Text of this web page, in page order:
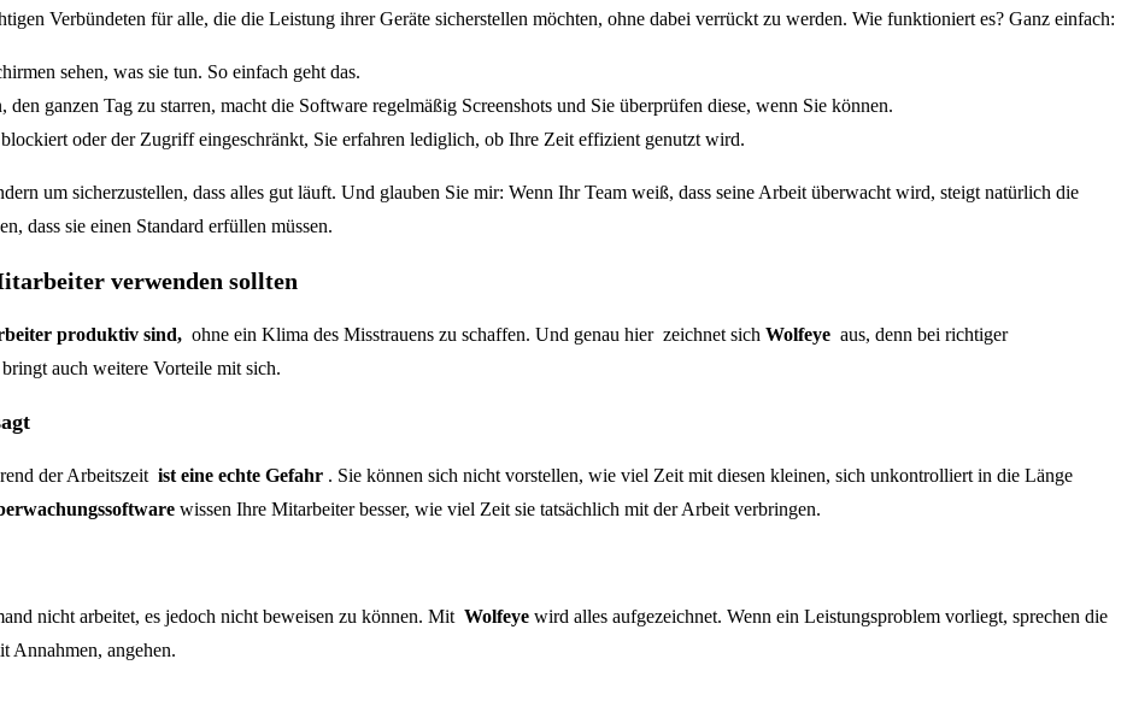
Verbündeten für alle, die die Leistung ihrer Geräte sicherstellen möchten, ohne dabei verrückt zu werden. Wie funktioniert es? Ganz einfach:
sehen, was sie tun. So einfach geht das.
den ganzen Tag zu starren, macht die Software regelmäßig Screenshots und Sie überprüfen diese, wenn Sie können.
oder der Zugriff eingeschränkt, Sie erfahren lediglich, ob Ihre Zeit effizient genutzt wird.
um sicherzustellen, dass alles gut läuft. Und glauben Sie mir: Wenn Ihr Team weiß, dass seine Arbeit überwacht wird, steigt natürlich die
dass sie einen Standard erfüllen müssen.
verwenden sollten
produktiv sind, ohne ein Klima des Misstrauens zu schaffen. Und genau hier zeichnet sich Wolfeye aus, denn bei richtiger
auch weitere Vorteile mit sich.
der Arbeitszeit ist eine echte Gefahr . Sie können sich nicht vorstellen, wie viel Zeit mit diesen kleinen, sich unkontrolliert in die Länge
wissen Ihre Mitarbeiter besser, wie viel Zeit sie tatsächlich mit der Arbeit verbringen.
nicht arbeitet, es jedoch nicht beweisen zu können. Mit Wolfeye wird alles aufgezeichnet. Wenn ein Leistungsproblem vorliegt, sprechen die
Annahmen, angehen.